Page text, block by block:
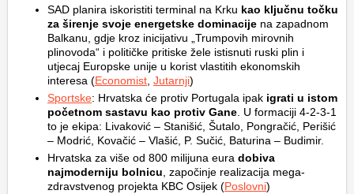
SAD planira iskoristiti terminal na Krku kao ključnu točku
za širenje svoje energetske dominacije na zapadnom
Balkanu, gdje kroz inicijativu „Trumpovih mirovnih
plinovoda“ i političke pritiske žele istisnuti ruski plin i
utjecaj Europske unije u korist vlastitih ekonomskih
interesa (Economist Jutarnji)
Sportske: Hrvatska će protiv Portugala ipak igrati u istom
početnom sastavu kao protiv Gane . U formaciji 4-2-3-1
to je ekipa: Livaković – Stanišić, Šutalo, Pongračić, Perišić
– Modrić, Kovačić – Vlašić, P. Sučić, Baturina – Budimir.
Hrvatska za više od 800 milijuna eura dobiva
najmoderniju bolnicu , započinje realizacija mega-
zdravstvenog projekta KBC Osijek (Poslovni)